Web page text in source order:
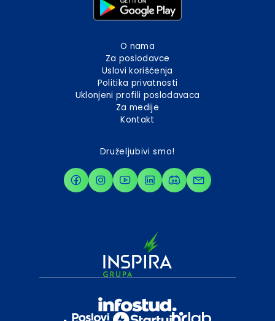
O nama
Za poslodavce
Uslovi korišćenja
Politika privatnosti
Uklonjeni profili poslodavaca
Za medije
Kontakt
Druželjubivi smo!